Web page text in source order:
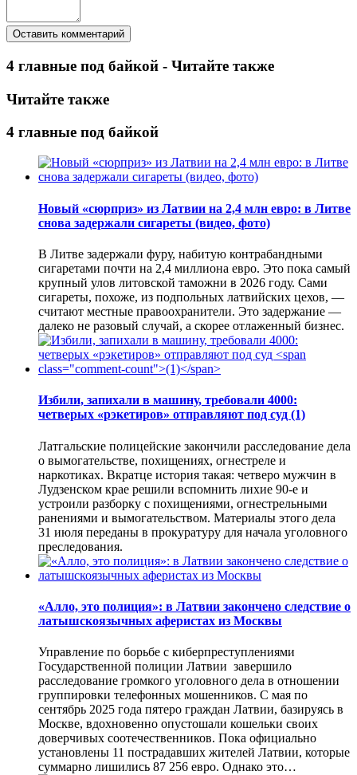
4 главные под байкой - Читайте также
Читайте также
4 главные под байкой
Новый «сюрприз» из Латвии на 2,4 млн евро: в Литве
снова задержали сигареты (видео, фото)
В Литве задержали фуру, набитую контрабандными
сигаретами почти на 2,4 миллиона евро. Это пока самый
крупный улов литовской таможни в 2026 году. Сами
сигареты, похоже, из подпольных латвийских цехов, —
считают местные правоохранители. Это задержание —
далеко не разовый случай, а скорее отлаженный бизнес.
Избили, запихали в машину, требовали 4000:
четверых «рэкетиров» отправляют под суд (1)
Латгальские полицейские закончили расследование дела
о вымогательстве, похищениях, огнестреле и
наркотиках. Вкратце история такая: четверо мужчин в
Лудзенском крае решили вспомнить лихие 90-е и
устроили разборку с похищениями, огнестрельными
ранениями и вымогательством. Материалы этого дела
31 июля переданы в прокуратуру для начала уголовного
преследования.
«Алло, это полиция»: в Латвии закончено следствие о
латышскоязычных аферистах из Москвы
Управление по борьбе с киберпреступлениями
Государственной полиции Латвии завершило
расследование громкого уголовного дела в отношении
группировки телефонных мошенников. С мая по
сентябрь 2025 года пятеро граждан Латвии, базируясь в
Москве, вдохновенно опустошали кошельки своих
доверчивых соотечественников. Пока официально
установлены 11 пострадавших жителей Латвии, которые
суммарно лишились 87 256 евро. Однако это…